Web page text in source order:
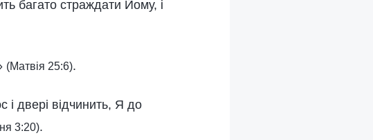
багато страждати Йому, і
(Матвія 25:6).
двері відчинить, Я до
3:20).